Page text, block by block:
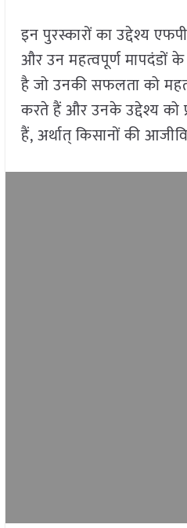
इन पुरस्कारों का उद्देश्य
और उन महत्वपूर्ण मापदंडों
है जो उनकी सफलता को
करते हैं और उनके उद्देश्य को
हैं, अर्थात् किसानों की